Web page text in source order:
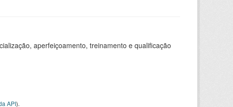
aperfeiçoamento, treinamento e qualificação
API).